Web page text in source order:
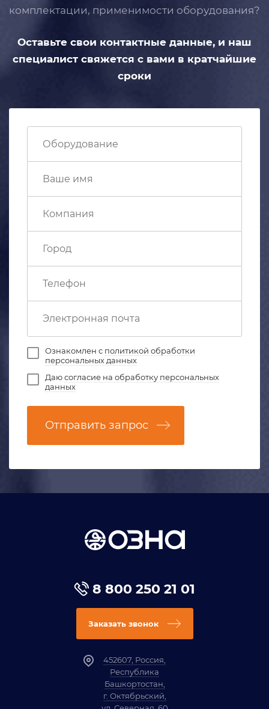
комплектации, применимости оборудования?
Оставьте свои контактные данные, и наш
специалист свяжется с вами в кратчайшие
сроки
Ознакомлен с политикой обработки
персональных данных
Даюсогласие на обработку персональных
данных
Отправить запрос
8 800 250 21 01
Заказать звонок
452607, Россия,
Республика
Башкортостан,
г. Октябрьский,